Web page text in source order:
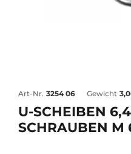
Art-Nr. 3254 06 Gewicht
U-SCHEIBEN
SCHRAUBEN M